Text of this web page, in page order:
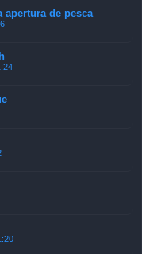
apertura de pesca